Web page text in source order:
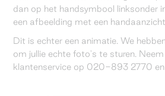
dan op het handsymbool linksonder
een afbeelding met een
Dit is echter een animatie. We
om jullie echte foto's te sturen.
klantenservice op 020-893 2770 en